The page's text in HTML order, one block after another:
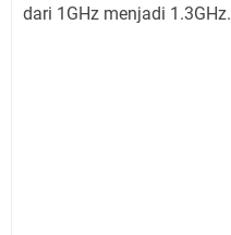
dari 1GHz menjadi 1.3GHz.